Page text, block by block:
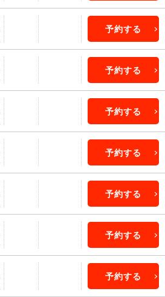
予約する
予約する
予約する
予約する
予約する
予約する
予約する